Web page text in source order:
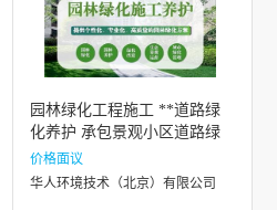
园林绿化工程施工 **道路绿
化养护 承包景观小区道路绿
化
价格面议
华人环境技术（北京）有限公司